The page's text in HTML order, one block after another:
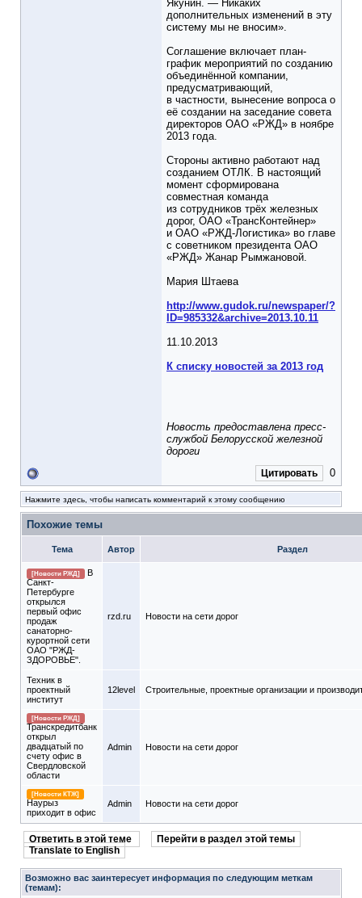
Якунин. — Никаких
дополнительных изменений в эту
систему мы не вносим».
Соглашение включает план-
график мероприятий по созданию
объединённой компании,
предусматривающий,
в частности, вынесение вопроса о
её создании на заседание совета
директоров ОАО «РЖД» в ноябре
2013 года.
Стороны активно работают над
созданием ОТЛК. В настоящий
момент сформирована
совместная команда
из сотрудников трёх железных
дорог, ОАО «ТрансКонтейнер»
и ОАО «РЖД-Логистика» во главе
с советником президента ОАО
«РЖД» Жанар Рымжановой.
Мария Штаева
http://www.gudok.ru/newspaper/?
ID=985332&archive=2013.10.11
11.10.2013
К списку новостей за 2013 год
Новость предоставлена пресс-
службой Белорусской железной
дороги
Цитировать 0
Нажмите здесь, чтобы написать комментарий к этому сообщению
Похожие темы
Тема Автор Раздел
[Новости РЖД]
В
Санкт-
Петербурге
открылся
первый офис
продаж
санаторно-
курортной сети
ОАО "РЖД-
ЗДОРОВЬЕ".
rzd.ru Новости на сети дорог
Техник в
проектный
институт
12level Строительные, проектные организации и
[Новости РЖД]
Транскредитбанк
открыл
двадцатый по
счету офис в
Свердловской
области
Admin Новости на сети дорог
[Новости КТЖ]
Наурыз
приходит в офис
Admin Новости на сети дорог
Ответить в этой теме
Перейти в раздел этой темы
Translate to English
Возможно вас заинтересует информация по следующим меткам
(темам):